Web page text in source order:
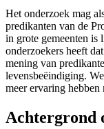
Het onderzoek mag
predikanten van de
in grote gemeenten is
onderzoekers heeft
mening van
levensbeëindiging.
meer ervaring hebben
Achtergrond